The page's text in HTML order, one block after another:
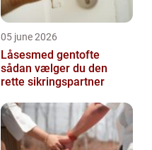
05 june 2026
Låsesmed gentofte
sådan vælger du den
rette sikringspartner